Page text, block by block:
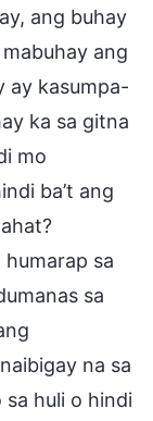
ang buhay
ang
ay kasumpa-
ka sa gitna
mo
ba’t ang
sa
sa
na sa
huli o hindi